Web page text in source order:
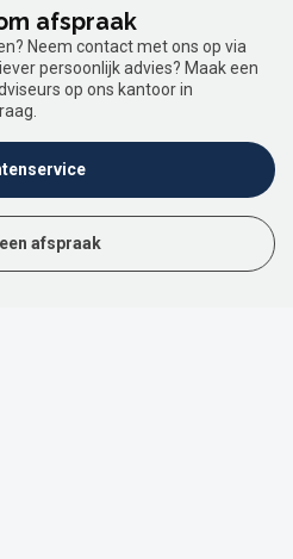
afspraak
Neem contact met ons op via
persoonlijk advies? Maak een
op ons kantoor in
afspraak